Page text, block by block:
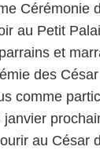
Cérémonie
au Petit
et
des
comme
au César